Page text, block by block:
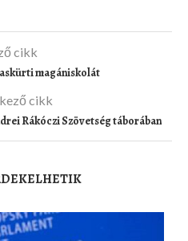
cikk
magániskolát
cikk
Rákóczi Szövetség táborában